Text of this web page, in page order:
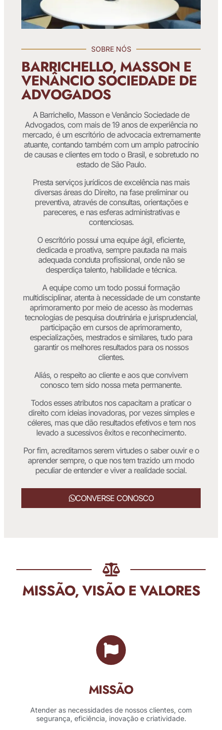
SOBRE NÓS
BARRICHELLO, MASSON E
VENÂNCIO SOCIEDADE DE
ADVOGADOS
A Barrichello, Masson e Venâncio Sociedade de
Advogados, com mais de 19 anos de experiência no
mercado, é um escritório de advocacia extremamente
atuante, contando também com um amplo patrocínio
de causas e clientes em todo o Brasil, e sobretudo no
estado de São Paulo.
Presta serviços jurídicos de excelência nas mais
diversas áreas do Direito, na fase preliminar ou
preventiva, através de consultas, orientações e
pareceres, e nas esferas administrativas e
contenciosas.
O escritório possui uma equipe ágil, eficiente,
dedicada e proativa, sempre pautada na mais
adequada conduta profissional, onde não se
desperdiça talento, habilidade e técnica.
A equipe como um todo possui formação
multidisciplinar, atenta à necessidade de um constante
aprimoramento por meio de acesso às modernas
tecnologias de pesquisa doutrinária e jurisprudencial,
participação em cursos de aprimoramento,
especializações, mestrados e similares, tudo para
garantir os melhores resultados para os nossos
clientes.
Aliás, o respeito ao cliente e aos que convivem
conosco tem sido nossa meta permanente.
Todos esses atributos nos capacitam a praticar o
direito com ideias inovadoras, por vezes simples e
céleres, mas que dão resultados efetivos e tem nos
levado a sucessivos êxitos e reconhecimento.
Por fim, acreditamos serem virtudes o saber ouvir e o
aprender sempre, o que nos tem trazido um modo
peculiar de entender e viver a realidade social.
CONVERSE CONOSCO
MISSÃO, VISÃO E VALORES
MISSÃO
Atender as necessidades de nossos clientes, com
segurança, eficiência, inovação e criatividade.